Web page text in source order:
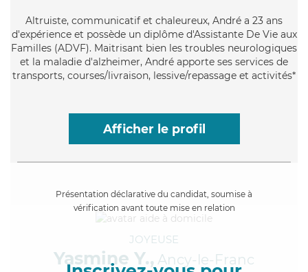
Altruiste, communicatif et chaleureux, André a 23 ans
d'expérience et possède un diplôme d'Assistante De Vie aux
Familles (ADVF). Maitrisant bien les troubles neurologiques
et la maladie d'alzheimer, André apporte ses services de
transports, courses/livraison, lessive/repassage et activités*
Afficher le profil
Présentation déclarative du candidat, soumise à
vérification avant toute mise en relation
JOYEUSE
Yasmine Y., Ancy-le-Franc